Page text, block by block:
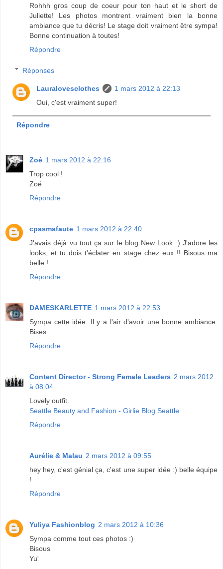
Rohhh gros coup de coeur pour ton haut et le short de
Juliette! Les photos montrent vraiment bien la bonne
ambiance que tu décris! Le stage doit vraiment être sympa!
Bonne continuation à toutes!
Répondre
Réponses
Lauralovesclothes
1 mars 2012 à 22:13
Oui, c'est vraiment super!
Répondre
Zoé 1 mars 2012 à 22:16
Trop cool !
Zoé
Répondre
cpasmafaute 1 mars 2012 à 22:40
J'avais déjà vu tout ça sur le blog New Look :) J'adore les
looks, et tu dois t'éclater en stage chez eux !! Bisous ma
belle !
Répondre
DAMESKARLETTE 1 mars 2012 à 22:53
Sympa cette idée. Il y a l'air d'avoir une bonne ambiance.
Bises
Répondre
Content Director - Strong Female Leaders 2 mars 2012
à 08:04
Lovely outfit.
Seattle Beauty and Fashion - Girlie Blog Seattle
Répondre
Aurélie & Malau 2 mars 2012 à 09:55
hey hey, c'est génial ça, c'est une super idée :) belle équipe
!
Répondre
Yuliya Fashionblog 2 mars 2012 à 10:36
Sympa comme tout ces photos :)
Bisous
Yu'